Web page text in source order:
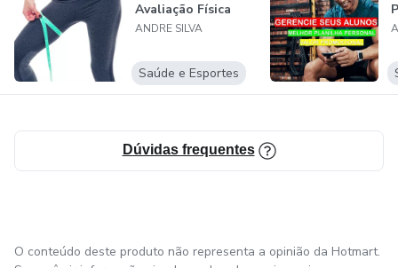
Avaliação Física
ANDRE SILVA
Saúde e Esportes
Dúvidas frequentes
O conteúdo deste produto não representa a opinião da Hotmart.